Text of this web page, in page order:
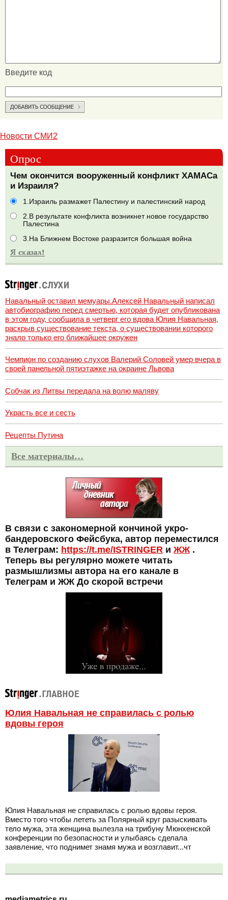
Введите код
Новости СМИ2
Опрос
Чем окончится вооруженный конфликт ХАМАСа
и Израиля?
1.Израиль размажет Палестину и палестинский народ
2.В результате конфликта возникнет новое государство
Палестина
3.На Ближнем Востоке разразится большая война
Навальный оставил мемуары.Алексей Навальный написал
автобиографию перед смертью, которая будет опубликована
в этом году, сообщила в четверг его вдова Юлия Навальная,
раскрыв существование текста, о существовании которого
знало только его ближайшее окружен
Чемпион по созданию слухов Валерий Соловей умер вчера в
своей панельной пятиэтажке на окраине Львова
Собчак из Литвы передала на волю маляву
Украсть все и сесть
Рецепты Путина
Все материалы…
В связи с закономерной кончиной укро-
бандеровского Фейсбука, автор переместился
в Телеграм: https://t.me/ISTRINGER и ЖЖ.
Теперь вы регулярно можете читать
размышлизмы автора на его канале в
Телеграм и ЖЖ До скорой встречи
Юлия Навальная не справилась с ролью
вдовы героя
Юлия Навальная не справилась с ролью вдовы героя.
Вместо того чтобы лететь за Полярный круг разыскивать
тело мужа, эта женщина вылезла на трибуну Мюнхенской
конференции по безопасности и улыбаясь сделала
заявление, что поднимет знамя мужа и возглавит...чт